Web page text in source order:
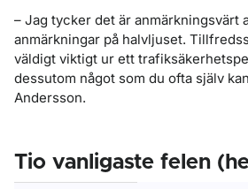
– Jag tycker det är anmärkningsvärt
anmärkningar på halvljuset.
väldigt viktigt ur ett
dessutom något som du ofta själv
Andersson.
Tio vanligaste felen